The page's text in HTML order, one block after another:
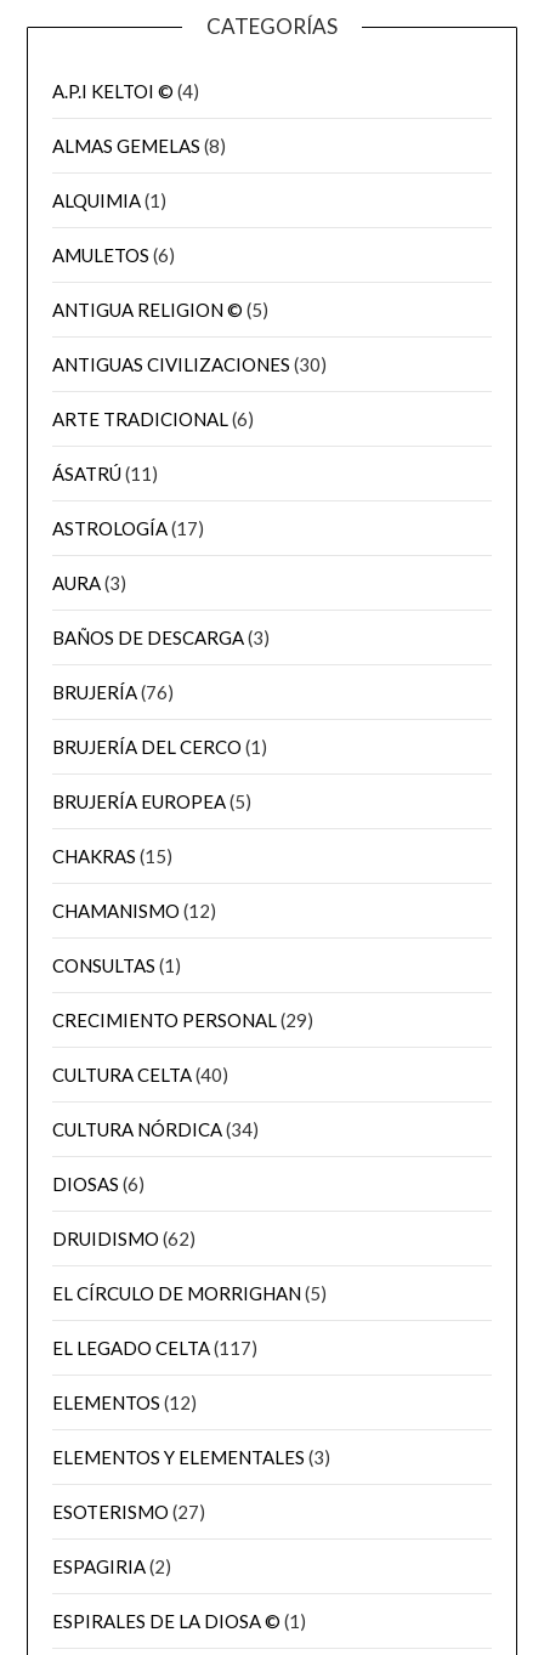
CATEGORÍAS
A.P.I KELTOI © (4)
ALMAS GEMELAS (8)
ALQUIMIA(1)
AMULETOS (6)
ANTIGUA RELIGION © (5)
ANTIGUAS CIVILIZACIONES (30)
ARTE TRADICIONAL(6)
ÁSATRÚ(11)
ASTROLOGÍA(17)
AURA(3)
BAÑOS DE DESCARGA(3)
BRUJERÍA(76)
BRUJERÍA DEL CERCO (1)
BRUJERÍA EUROPEA(5)
CHAKRAS (15)
CHAMANISMO (12)
CONSULTAS (1)
CRECIMIENTO PERSONAL(29)
CULTURA CELTA(40)
CULTURA NÓRDICA(34)
DIOSAS (6)
DRUIDISMO (62)
EL CÍRCULO DE MORRIGHAN(5)
EL LEGADO CELTA(117)
ELEMENTOS (12)
ELEMENTOS Y ELEMENTALES (3)
ESOTERISMO (27)
ESPAGIRIA(2)
ESPIRALES DE LA DIOSA © (1)